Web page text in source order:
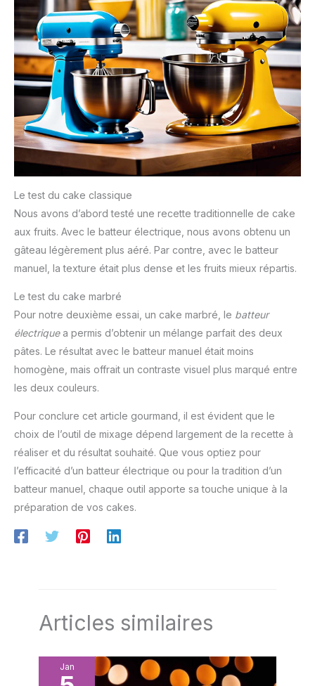
Le test du cake classique
Nous avons d’abord testé une recette traditionnelle de cake
aux fruits. Avec le batteur électrique, nous avons obtenu un
gâteau légèrement plus aéré. Par contre, avec le batteur
manuel, la texture était plus dense et les fruits mieux répartis.
Le test du cake marbré
Pour notre deuxième essai, un cake marbré, le batteur
électriquea permis d’obtenir un mélange parfait des deux
pâtes. Le résultat avec le batteur manuel était moins
homogène, mais offrait un contraste visuel plus marqué entre
les deux couleurs.
Pour conclure cet article gourmand, il est évident que le
choix de l’outil de mixage dépend largement de la recette à
réaliser et du résultat souhaité. Que vous optiez pour
l’efficacité d’un batteur électrique ou pour la tradition d’un
batteur manuel, chaque outil apporte sa touche unique à la
préparation de vos cakes.
Articles similaires
Jan